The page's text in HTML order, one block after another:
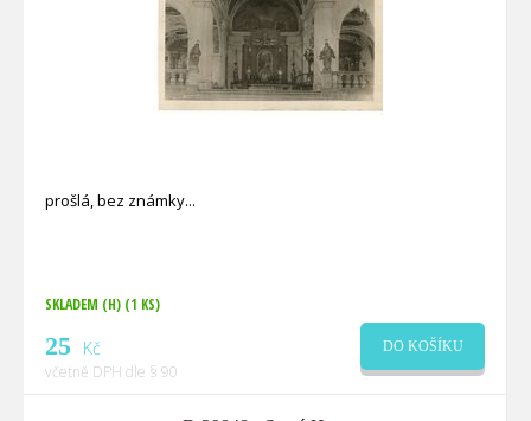
prošlá, bez známky
SKLADEM (H) (1 KS)
25 Kč
včetně DPH dle § 90
DO KOŠÍKU